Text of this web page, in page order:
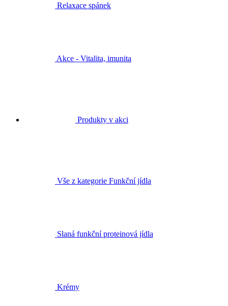
Relaxace spánek
Akce - Vitalita, imunita
Produkty v akci
Vše z kategorie Funkční jídla
Slaná funkční proteinová jídla
Krémy